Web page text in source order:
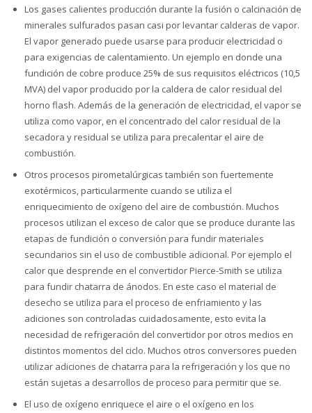
Los gases calientes producción durante la fusión o calcinación de
minerales sulfurados pasan casi por levantar calderas de vapor.
El vapor generado puede usarse para producir electricidad o
para exigencias de calentamiento. Un ejemplo en donde una
fundición de cobre produce 25% de sus requisitos eléctricos (10,5
MVA) del vapor producido por la caldera de calor residual del
horno flash. Además de la generación de electricidad, el vapor se
utiliza como vapor, en el concentrado del calor residual de la
secadora y residual se utiliza para precalentar el aire de
combustión.
Otros procesos pirometalúrgicas también son fuertemente
exotérmicos, particularmente cuando se utiliza el
enriquecimiento de oxígeno del aire de combustión. Muchos
procesos utilizan el exceso de calor que se produce durante las
etapas de fundición o conversión para fundir materiales
secundarios sin el uso de combustible adicional. Por ejemplo el
calor que desprende en el convertidor Pierce-Smith se utiliza
para fundir chatarra de ánodos. En este caso el material de
desecho se utiliza para el proceso de enfriamiento y las
adiciones son controladas cuidadosamente, esto evita la
necesidad de refrigeración del convertidor por otros medios en
distintos momentos del ciclo. Muchos otros conversores pueden
utilizar adiciones de chatarra para la refrigeración y los que no
están sujetas a desarrollos de proceso para permitir que se.
El uso de oxígeno enriquece el aire o el oxígeno en los